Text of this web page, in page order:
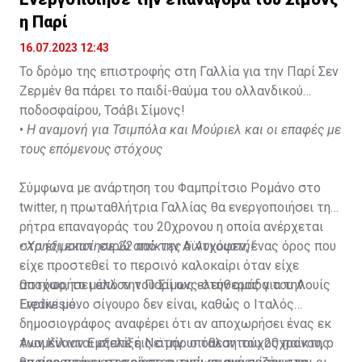
η Παρί
16.07.2023 12:43
Το δρόμο της επιστροφής στη Γαλλία για την Παρί Σεν
Ζερμέν θα πάρει το παιδί-θαύμα του ολλανδικού
ποδοσφαίρου, Τσάβι Σίμονς!
• Η αναμονή για Τσιμπόλα και Μούριελ και οι επαφές με
τους επόμενους στόχους
Σύμφωνα με ανάρτηση του Φαμπρίτσιο Ρομάνο στο
twitter, η πρωταθλήτρια Γαλλίας θα ενεργοποιήσει τη
ρήτρα επαναγοράς του 20χρονου η οποία ανέρχεται
στα έξι εκατ. ευρώ από την Αϊντχόφεν, ένας όρος που
είχε προστεθεί το περσινό καλοκαίρι όταν είχε
αποχωρήσει από την Παρί ως ελεύθερος για την
Eredivisie.
•Χρησιμοποίησε 22 παίκτες ο Αυγουστή!
Ωστόσο, το μέλλον του Σίμονς στην ομάδα του Λουίς
Ενρίκε μόνο σίγουρο δεν είναι, καθώς ο Ιταλός
δημοσιογράφος αναφέρει ότι αν αποχωρήσει ένας εκ
των Κίλιαν Εμπαπέ ή Νεϊμάρ o ταλαντούχος παίκτης
Αναμένονται εξελίξεις στην υπόθεση του 20χρονου, ο